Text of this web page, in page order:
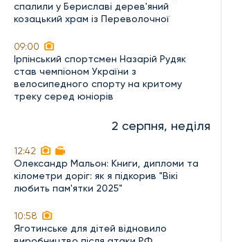
спалили у Бериславі дерев'яний
козацький храм із Переволочної
09:00
Ірпінський спортсмен Назарій Рудяк
став чемпіоном України з
велосипедного спорту на критому
треку серед юніорів
2 серпня, неділя
12:42
Олександр Мальон: Книги, дипломи та
кілометри доріг: як я підкорив "Вікі
любить пам'ятки 2025"
10:58
Яготинське для дітей відновило